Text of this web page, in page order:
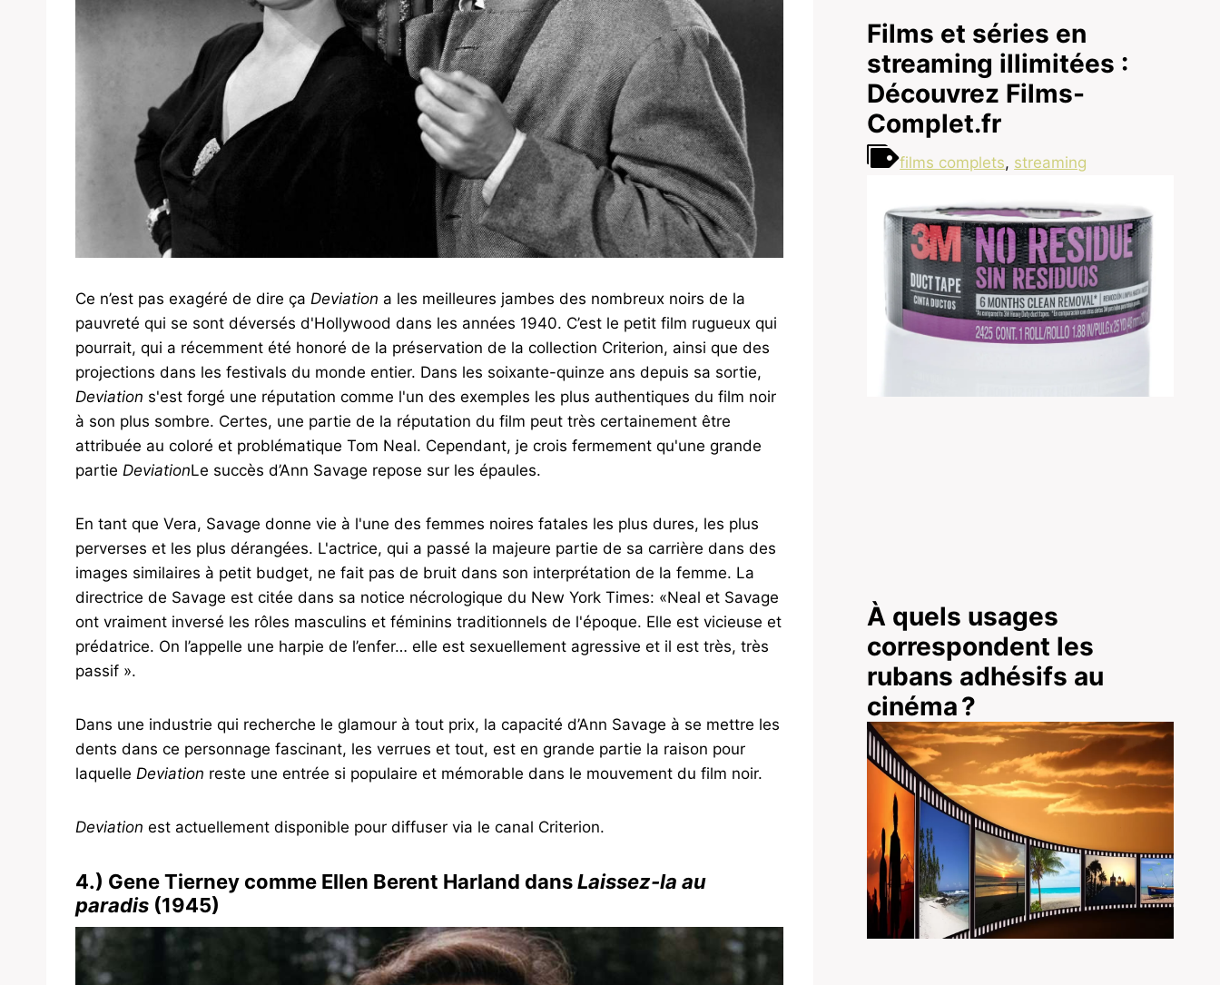
Ce n’est pas exagéré de dire ça Deviation a les meilleures jambes des nombreux noirs de la
pauvreté qui se sont déversés d'Hollywood dans les années 1940. C’est le petit film rugueux qui
pourrait, qui a récemment été honoré de la préservation de la collection Criterion, ainsi que des
projections dans les festivals du monde entier. Dans les soixante-quinze ans depuis sa sortie,
Deviation s'est forgé une réputation comme l'un des exemples les plus authentiques du film noir
à son plus sombre. Certes, une partie de la réputation du film peut très certainement être
attribuée au coloré et problématique Tom Neal. Cependant, je crois fermement qu'une grande
partie DeviationLe succès d’Ann Savage repose sur les épaules.
En tant que Vera, Savage donne vie à l'une des femmes noires fatales les plus dures, les plus
perverses et les plus dérangées. L'actrice, qui a passé la majeure partie de sa carrière dans des
images similaires à petit budget, ne fait pas de bruit dans son interprétation de la femme. La
directrice de Savage est citée dans sa notice nécrologique du New York Times: «Neal et Savage
ont vraiment inversé les rôles masculins et féminins traditionnels de l'époque. Elle est vicieuse et
prédatrice. On l’appelle une harpie de l’enfer… elle est sexuellement agressive et il est très, très
passif ».
Dans une industrie qui recherche le glamour à tout prix, la capacité d’Ann Savage à se mettre les
dents dans ce personnage fascinant, les verrues et tout, est en grande partie la raison pour
laquelle Deviation reste une entrée si populaire et mémorable dans le mouvement du film noir.
Deviation est actuellement disponible pour diffuser via le canal Criterion.
4.) Gene Tierney comme Ellen Berent Harland dansLaissez-la au
paradis (1945)
Films et séries en
streaming illimitées :
Découvrez Films-
Complet.fr
films complets, streaming
À quels usages
correspondent les
rubans adhésifs au
cinéma ?